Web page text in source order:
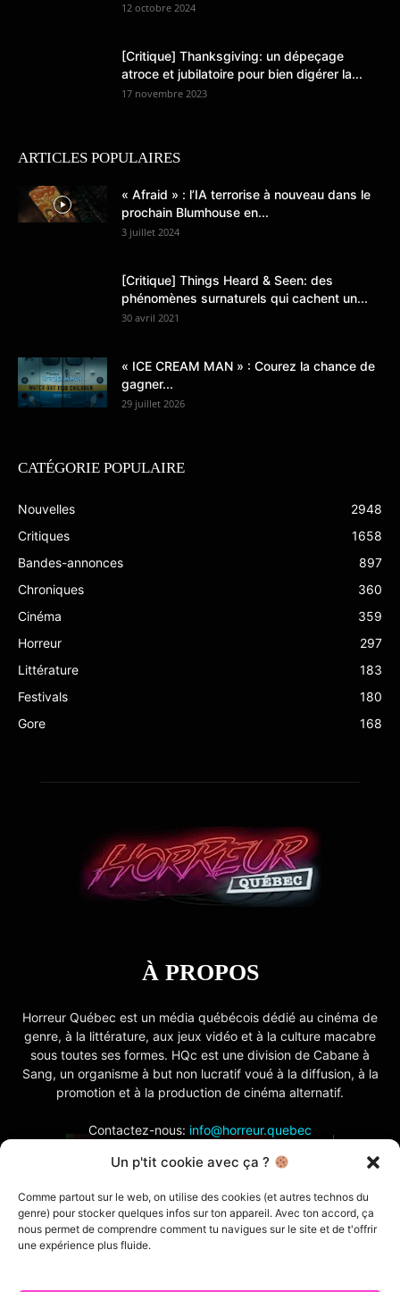
Un p'tit cookie avec ça ?
Comme partout sur le web, on utilise des cookies (et autres technos du
genre) pour stocker quelques infos sur ton appareil. Avec ton accord, ça
nous permet de comprendre comment tu navigues sur le site et de t'offrir
une expérience plus fluide.
12 octobre 2024
[Critique] Thanksgiving: un dépeçage
atroce et jubilatoire pour bien digérer la...
17 novembre 2023
ARTICLES POPULAIRES
« Afraid » : l’IA terrorise à nouveau dans le
prochain Blumhouse en...
3 juillet 2024
[Critique] Things Heard & Seen: des
phénomènes surnaturels qui cachent un...
30 avril 2021
« ICE CREAM MAN » : Courez la chance de
gagner...
29 juillet 2026
CATÉGORIE POPULAIRE
Nouvelles
2948
Critiques
1658
Bandes-annonces
897
Chroniques
360
Cinéma
359
Horreur
297
Littérature
183
Festivals
180
Gore
168
À PROPOS
Horreur Québec est un média québécois dédié au cinéma de
genre, à la littérature, aux jeux vidéo et à la culture macabre
sous toutes ses formes. HQc est une division de Cabane à
Sang, un organisme à but non lucratif voué à la diffusion, à la
promotion et à la production de cinéma alternatif.
Contactez-nous: info@horreur.quebec
SUIVEZ NOUS